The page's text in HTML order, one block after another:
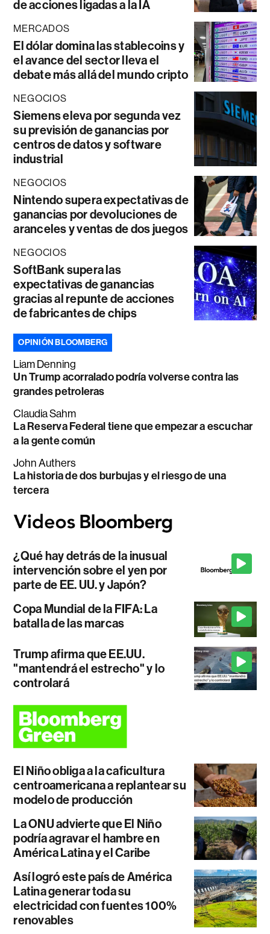
de acciones ligadas a la IA
MERCADOS
El dólar domina las stablecoins y
el avance del sector lleva el
debate más allá del mundo cripto
NEGOCIOS
Siemens eleva por segunda vez
su previsión de ganancias por
centros de datos y software
industrial
NEGOCIOS
Nintendo supera expectativas de
ganancias por devoluciones de
aranceles y ventas de dos juegos
NEGOCIOS
SoftBank supera las
expectativas de ganancias
gracias al repunte de acciones
de fabricantes de chips
OPINIÓN BLOOMBERG
Liam Denning
Un Trump acorralado podría volverse contra las
grandes petroleras
Claudia Sahm
La Reserva Federal tiene que empezar a escuchar
a la gente común
John Authers
La historia de dos burbujas y el riesgo de una
tercera
¿Qué hay detrás de la inusual
intervención sobre el yen por
parte de EE. UU. y Japón?
Copa Mundial de la FIFA: La
batalla de las marcas
Trump afirma que EE.UU.
"mantendrá el estrecho" y lo
controlará
El Niño obliga a la caficultura
centroamericana a replantear su
modelo de producción
La ONU advierte que El Niño
podría agravar el hambre en
América Latina y el Caribe
Así logró este país de América
Latina generar toda su
electricidad con fuentes 100%
renovables